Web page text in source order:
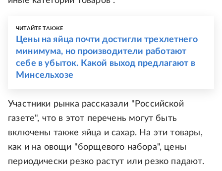
ЧИТАЙТЕ ТАКЖЕ
Цены на яйца почти достигли трехлетнего
минимума, но производители работают
себе в убыток. Какой выход предлагают в
Минсельхозе
Участники рынка рассказали "Российской
газете", что в этот перечень могут быть
включены также яйца и сахар. На эти товары,
как и на овощи "борщевого набора", цены
периодически резко растут или резко падают.